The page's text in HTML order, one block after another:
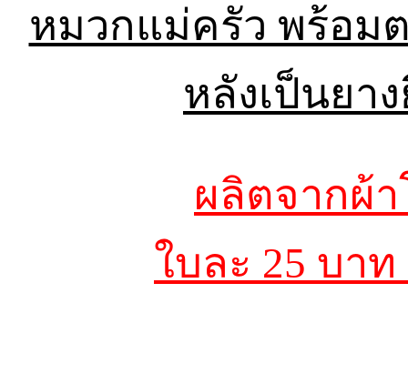
หมวกแม่ครัว พร้อม
หลังเป็นยา
ผลิตจากผ้
ใบละ 25 บา